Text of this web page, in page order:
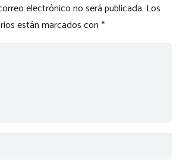
electrónico no será publicada. Los
están marcados con*